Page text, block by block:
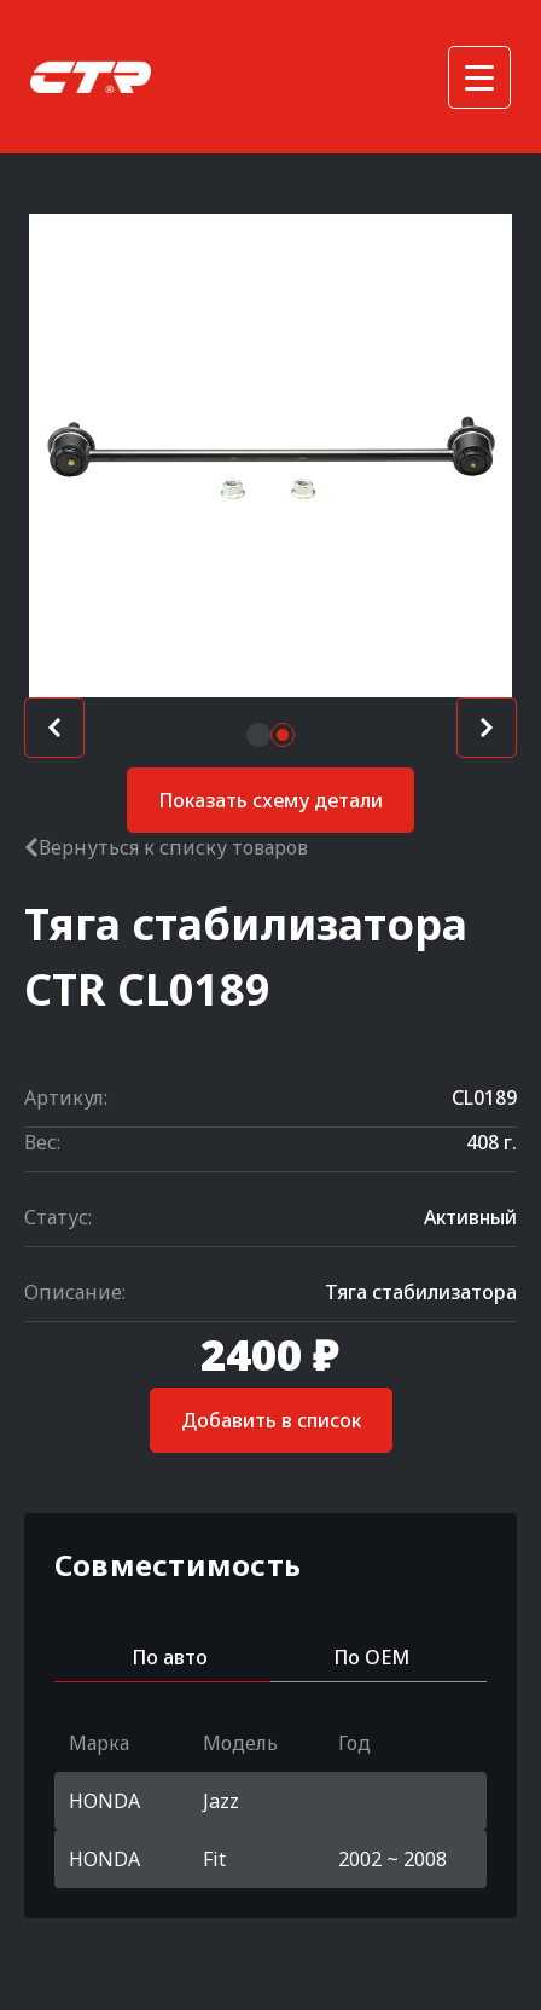
Показать схему детали
Вернуться к списку товаров
Тяга стабилизатора
CTR CL0189
Артикул:
CL0189
Вес:
408 г.
Статус: Активный
Описание: Тяга стабилизатора
2400 ₽
Добавить в список
Совместимость
По авто По OEM
Марка Модель Год
HONDA Jazz
HONDA Fit 2002 ~ 2008